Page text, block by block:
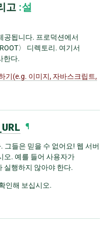
고 :설
공됩니다. 프로덕션에서
〉 디렉토리. 여기서
한다.
기(e.g. 이미지, 자바스크립트,
¶
그들은 믿을 수 없어요! 웹 서버
오. 예를 들어 사용자가
실행하지 않아야 한다.
인해 보십시오.